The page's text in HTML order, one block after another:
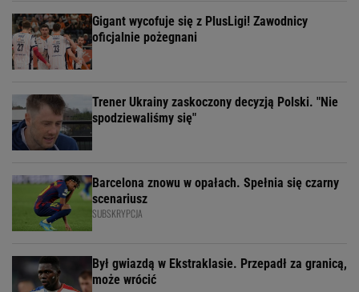
Gigant wycofuje się z PlusLigi! Zawodnicy
oficjalnie pożegnani
Trener Ukrainy zaskoczony decyzją Polski. "Nie
spodziewaliśmy się"
Barcelona znowu w opałach. Spełnia się czarny
scenariusz
SUBSKRYPCJA
Był gwiazdą w Ekstraklasie. Przepadł za granicą,
może wrócić